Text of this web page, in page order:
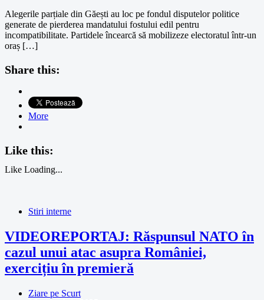
Alegerile parțiale din Găești au loc pe fondul disputelor politice
generate de pierderea mandatului fostului edil pentru
incompatibilitate. Partidele încearcă să mobilizeze electoratul într-un
oraș […]
Share this:
More
Like this:
Like Loading...
Stiri interne
VIDEOREPORTAJ: Răspunsul NATO în
cazul unui atac asupra României,
exercițiu în premieră
Ziare pe Scurt